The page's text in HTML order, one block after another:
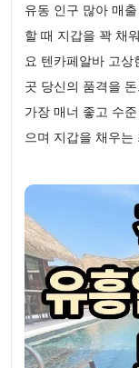
유동 인구 많아 매
할 때 지갑을 꽉 채
요 텐카페알바 고
곳 당신의 품격을
가장 매너 좋고 수
으며 지갑을 채우